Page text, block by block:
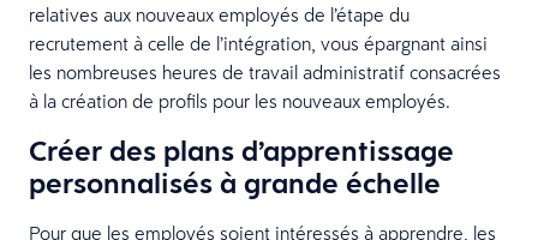
relatives aux nouveaux employés de l’étape du
recrutement à celle de l’intégration, vous épargnant ainsi
les nombreuses heures de travail administratif consacrées
à la création de profils pour les nouveaux employés.
Créer des plans d’apprentissage
personnalisés à grande échelle
Pour que les employés soient intéressés à apprendre, les